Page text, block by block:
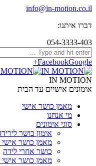
info@in-motion.co.il
דברו איתנו:
054-3333-403
FacebookGoogle+
IN MOTION
אימונים אישיים עד הבית
מאמן כושר אישי
מי אנחנו
סוגי אימונים
אימון כושר
מאמן כושר אישי
כושר אחרי לידה
מאמן כושר אישי